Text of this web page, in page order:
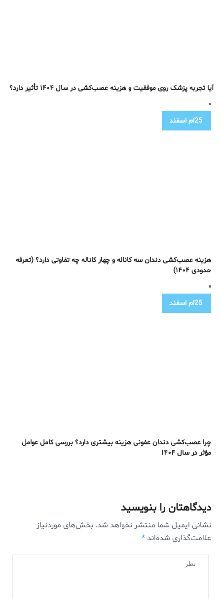
آیا تجربه پزشک روی موفقیت و هزینه عصب‌کشی در سال ۱۴۰۴ تأثیر دارد؟
25ام اسفند
هزینه عصب‌کشی دندان سه کاناله و چهار کاناله چه تفاوتی دارد؟ (تعرفه
حدودی ۱۴۰۴)
25ام اسفند
چرا عصب‌کشی دندان عفونی هزینه بیشتری دارد؟ بررسی کامل عوامل
مؤثر در سال ۱۴۰۴
دیدگاهتان را بنویسید
نشانی ایمیل شما منتشر نخواهد شد. بخش‌های موردنیاز
علامت‌گذاری شده‌اند*